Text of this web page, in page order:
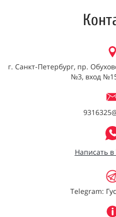
г. Санкт-Петербург, пр.
№3, вход
Написать
Telegram: